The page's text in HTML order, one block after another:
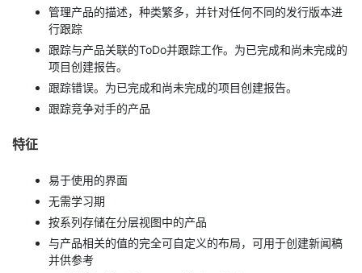
管理产品的描述，种类繁多，并针对任何不同的发行版本进
行跟踪
跟踪与产品关联的ToDo并跟踪工作。为已完成和尚未完成的
项目创建报告。
跟踪错误。为已完成和尚未完成的项目创建报告。
跟踪竞争对手的产品
特征
易于使用的界面
无需学习期
按系列存储在分层视图中的产品
与产品相关的值的完全可自定义的布局，可用于创建新闻稿
并供参考